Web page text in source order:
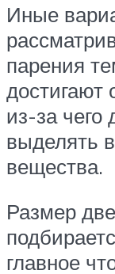
Иные
парения
достигают
из-за чего
выделять
вещества.
Размер
главное